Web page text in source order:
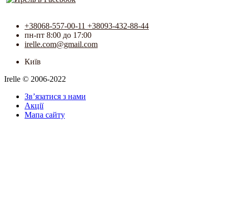
+38068-557-00-11 +38093-432-88-44
пн-пт 8:00 до 17:00
irelle.com@gmail.com
Київ
Irelle © 2006-2022
Зв’язатися з нами
Акції
Мапа сайту